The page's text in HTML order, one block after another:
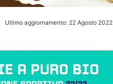
Ultimo aggiornamento: 22 Agosto 2022